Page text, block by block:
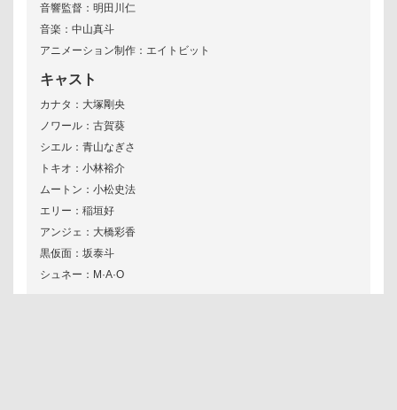
音響監督：明田川仁
音楽：中山真斗
アニメーション制作：エイトビット
キャスト
カナタ：大塚剛央
ノワール：古賀葵
シエル：青山なぎさ
トキオ：小林裕介
ムートン：小松史法
エリー：稲垣好
アンジェ：大橋彩香
黒仮面：坂泰斗
シュネー：M·A·O